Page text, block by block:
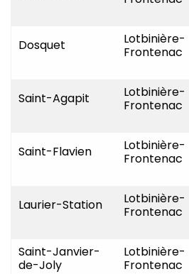
Dosquet
Lotbinière-
Frontenac
Saint-Agapit
Lotbinière-
Frontenac
Saint-Flavien
Lotbinière-
Frontenac
Laurier-Station
Lotbinière-
Frontenac
Saint-Janvier-
de-Joly
Lotbinière-
Frontenac